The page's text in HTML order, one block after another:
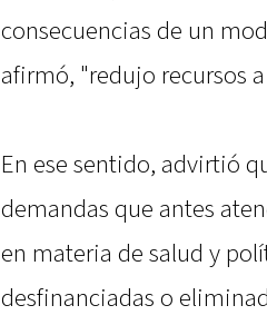
consecuencias de un
afirmó, "redujo recursos
En ese sentido, advirtió
demandas que antes
en materia de salud y
desfinanciadas o